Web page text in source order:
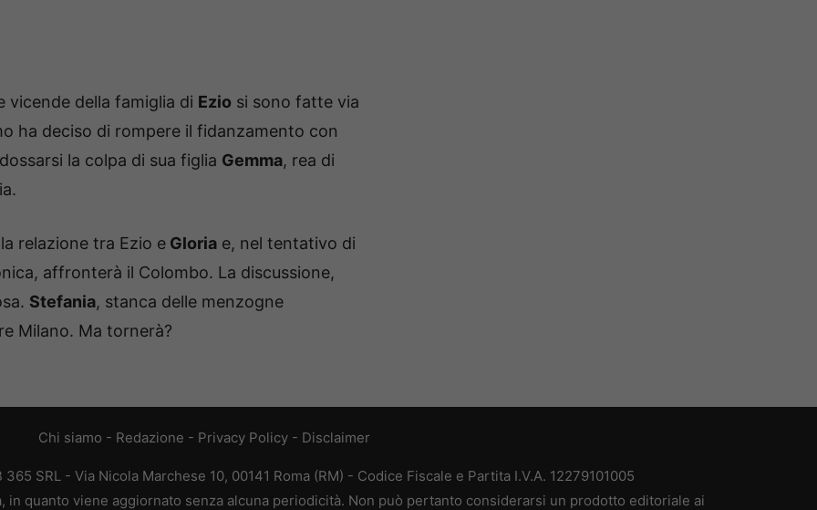
vicende della famiglia di Ezio si sono fatte via
ha deciso di rompere il fidanzamento con
la colpa di sua figlia Gemma, rea di
relazione tra Ezio e Gloria e, nel tentativo di
affronterà il Colombo. La discussione,
Stefania, stanca delle menzogne
Milano. Ma tornerà?
Chi siamo - Redazione - Privacy Policy - Disclaimer
SRL - Via Nicola Marchese 10, 00141 Roma (RM) - Codice Fiscale e Partita I.V.A. 12279101005
quanto viene aggiornato senza alcuna periodicità. Non può pertanto considerarsi un prodotto editoriale ai